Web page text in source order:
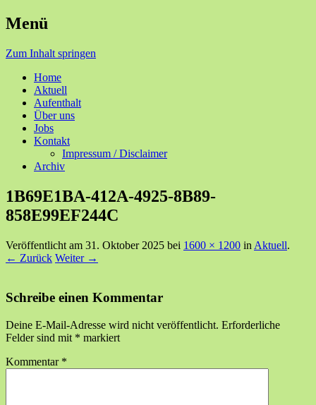
Rohrbach
Menü
Zum Inhalt springen
Home
Aktuell
Aufenthalt
Über uns
Jobs
Kontakt
Impressum / Disclaimer
Archiv
1B69E1BA-412A-4925-8B89-
858E99EF244C
Veröffentlicht am 31. Oktober 2025 bei 1600 × 1200 in Aktuell.
← Zurück Weiter →
Schreibe einen Kommentar
Deine E-Mail-Adresse wird nicht veröffentlicht. Erforderliche
Felder sind mit * markiert
Kommentar *